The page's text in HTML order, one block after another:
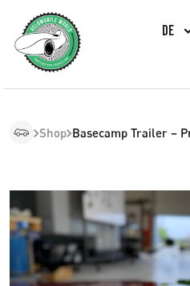
DE
Shop Basecamp Trailer –